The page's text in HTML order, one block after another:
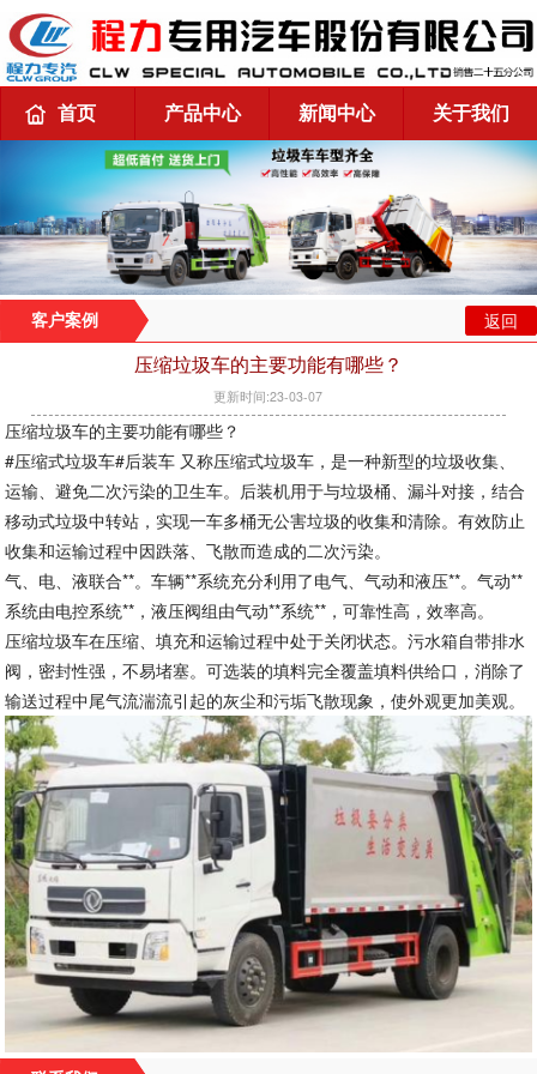
首页 产品中心 新闻中心 关于我们
客户案例 返回
压缩垃圾车的主要功能有哪些？
更新时间:23-03-07
压缩垃圾车的主要功能有哪些？
#压缩式垃圾车#后装车 又称压缩式垃圾车，是一种新型的垃圾收集、
运输、避免二次污染的卫生车。后装机用于与垃圾桶、漏斗对接，结合
移动式垃圾中转站，实现一车多桶无公害垃圾的收集和清除。有效防止
收集和运输过程中因跌落、飞散而造成的二次污染。
气、电、液联合**。车辆**系统充分利用了电气、气动和液压**。气动**
系统由电控系统**，液压阀组由气动**系统**，可靠性高，效率高。
压缩垃圾车在压缩、填充和运输过程中处于关闭状态。污水箱自带排水
阀，密封性强，不易堵塞。可选装的填料完全覆盖填料供给口，消除了
输送过程中尾气流湍流引起的灰尘和污垢飞散现象，使外观更加美观。